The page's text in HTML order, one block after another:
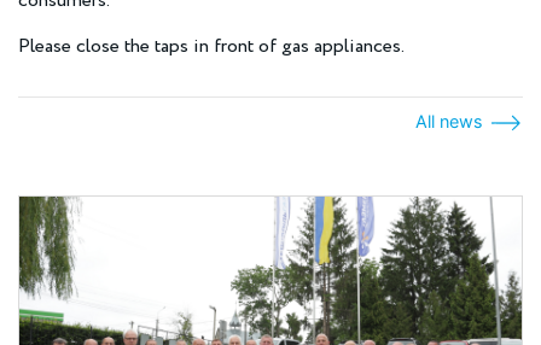
Please close the taps in front of gas appliances.
All news